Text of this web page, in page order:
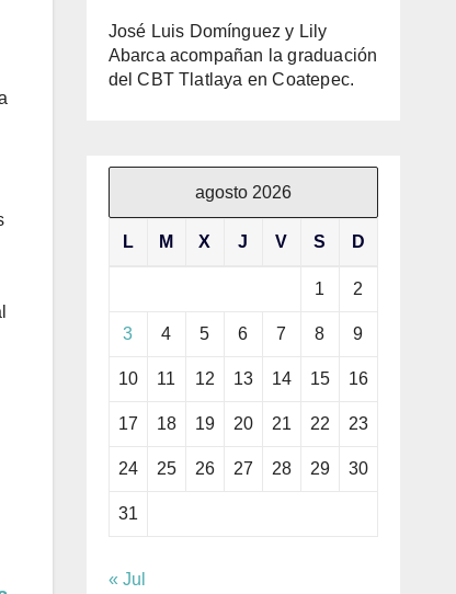
José Luis Domínguez y Lily
Abarca acompañan la graduación
del CBT Tlatlaya en Coatepec.
agosto 2026
L M X J V S D
1 2
3 4 5 6 7 8 9
10 11 12 13 14 15 16
17 18 19 20 21 22 23
24 25 26 27 28 29 30
31
« Jul